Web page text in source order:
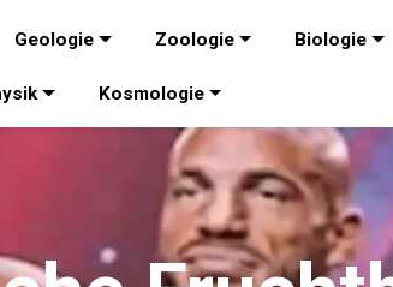
Geologie Zoologie Biologie
Kosmologie